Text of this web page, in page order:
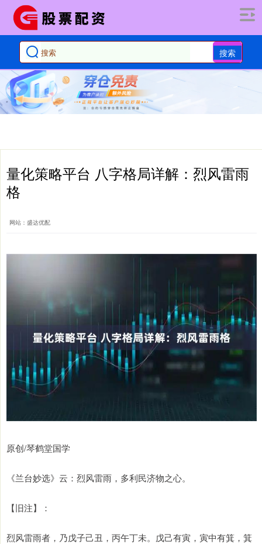
搜索
量化策略平台 八字格局详解：烈风雷雨
格
网站：盛达优配
原创/琴鹤堂国学
《兰台妙选》云：烈风雷雨，多利民济物之心。
【旧注】：
烈风雷雨者，乃戊子己丑，丙午丁未。戊己有寅，寅中有箕，箕